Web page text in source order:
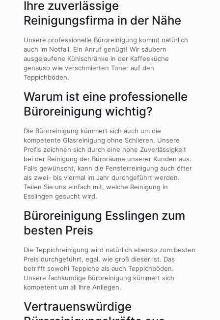
Ihre zuverlässige
Reinigungsfirma in der Nähe
Unsere professionelle Büroreinigung kommt natürlich
auch im Notfall. Ein Anruf genügt! Wir säubern
ausgelaufene Kühlschränke in der Kaffeeküche
genauso wie verschmierten Toner auf den
Teppichböden.
Warum ist eine professionelle
Büroreinigung wichtig?
Die Büroreinigung kümmert sich auch um die
kompetente Glasreinigung ohne Schlieren. Unsere
Profis zeichnen sich durch eine hohe Zuverlässigkeit
bei der Reinigung der Büroräume unserer Kunden aus.
Falls gewünscht, kann die Fensterreinigung auch öfter
als zwei- bis viermal im Jahr durchgeführt werden.
Teilen Sie uns einfach mit, welche Reinigung in
Esslingen gesucht wird.
Büroreinigung Esslingen zum
besten Preis
Die Teppichreinigung wird natürlich ebenso zum besten
Preis durchgeführt, egal, wie groß dieser ist. Das
betrifft sowohl Teppiche als auch Teppichböden.
Unsere fachkundige Büroreinigung kümmert sich
kompetent um all Ihre Anliegen.
Vertrauenswürdige